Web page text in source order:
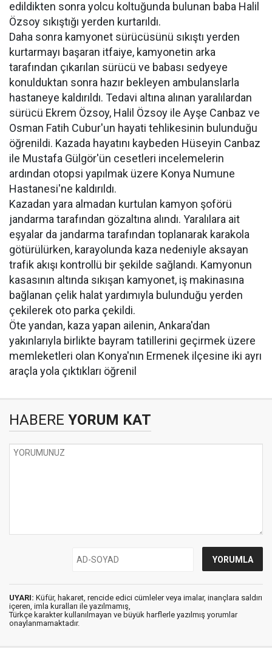
edildikten sonra yolcu koltuğunda bulunan baba Halil
Özsoy sıkıştığı yerden kurtarıldı.
Daha sonra kamyonet sürücüsünü sıkıştı yerden
kurtarmayı başaran itfaiye, kamyonetin arka
tarafından çıkarılan sürücü ve babası sedyeye
konulduktan sonra hazır bekleyen ambulanslarla
hastaneye kaldırıldı. Tedavi altına alınan yaralılardan
sürücü Ekrem Özsoy, Halil Özsoy ile Ayşe Canbaz ve
Osman Fatih Cubur'un hayati tehlikesinin bulunduğu
öğrenildi. Kazada hayatını kaybeden Hüseyin Canbaz
ile Mustafa Gülgör'ün cesetleri incelemelerin
ardından otopsi yapılmak üzere Konya Numune
Hastanesi'ne kaldırıldı.
Kazadan yara almadan kurtulan kamyon şoförü
jandarma tarafından gözaltına alındı. Yaralılara ait
eşyalar da jandarma tarafından toplanarak karakola
götürülürken, karayolunda kaza nedeniyle aksayan
trafik akışı kontrollü bir şekilde sağlandı. Kamyonun
kasasının altında sıkışan kamyonet, iş makinasına
bağlanan çelik halat yardımıyla bulunduğu yerden
çekilerek oto parka çekildi.
Öte yandan, kaza yapan ailenin, Ankara'dan
yakınlarıyla birlikte bayram tatillerini geçirmek üzere
memleketleri olan Konya'nın Ermenek ilçesine iki ayrı
araçla yola çıktıkları öğrenil
HABERE YORUM KAT
UYARI: Küfür, hakaret, rencide edici cümleler veya imalar, inançlara saldırı
içeren, imla kuralları ile yazılmamış,
Türkçe karakter kullanılmayan ve büyük harflerle yazılmış yorumlar
onaylanmamaktadır.